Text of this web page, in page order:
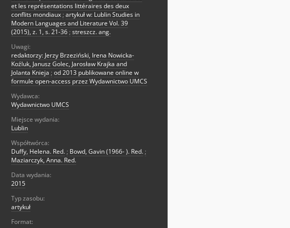
et les représentations littéraires des deux
conflits mondiaux ; artykuł w: Lublin Studies in
Modern Languages and Literature Vol. 39
(2015), z. 1, s. 21-36 ; streszcz. ang.
Uwagi:
redaktorzy: Jerzy Brzeziński, Irena Nowicka-
Koźluk, Janusz Golec, Jarosław Krajka and
Jolanta Knieja ; od 2013 publikowane online w
formule open-access przez Wydawnictwo UMCS
Wydawca:
Wydawnictwo UMCS
Miejsce wydania:
Lublin
Współtwórca:
Duffy, Helena. Red. ; Bowd, Gavin (1966- ). Red. ;
Maziarczyk, Anna. Red.
Data wydania:
2015
Typ zasobu:
artykuł
Format: